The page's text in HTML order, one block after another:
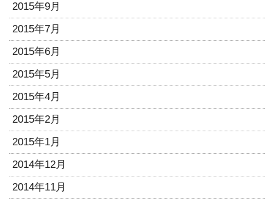
2015年9月
2015年7月
2015年6月
2015年5月
2015年4月
2015年2月
2015年1月
2014年12月
2014年11月